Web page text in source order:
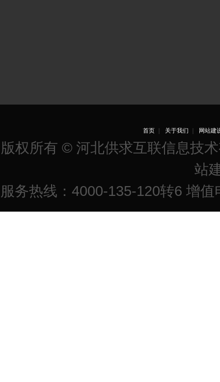
首页｜ 关于我们 网站建
版权所有 © 河北供求互联信息技
站
服务热线：4000-135-120转6 增